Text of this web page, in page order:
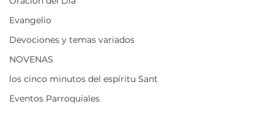
Evangelio
Devociones y temas variados
NOVENAS
los cinco minutos del espíritu Sant
Eventos Parroquiales